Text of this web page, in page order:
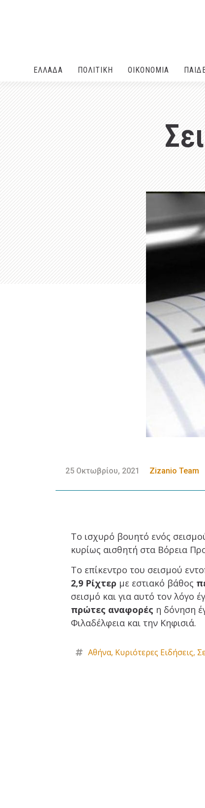
ΕΛΛΑΔA ΠΟΛΙΤΙΚΗ ΟΙΚΟΝΟΜΙΑ
25 Οκτωβρίου, 2021 Zizanio Team
Το ισχυρό βουητό ενός
κυρίως αισθητή στα Βόρεια
Το επίκεντρο του σεισμού
2,9 Ρίχτερ με εστιακό βάθος
σεισμό και για αυτό τον λόγο
πρώτες αναφορές η δόνηση
Φιλαδέλφεια και την Κηφισιά.
Αθήνα, Κυριότερες Ειδήσεις,